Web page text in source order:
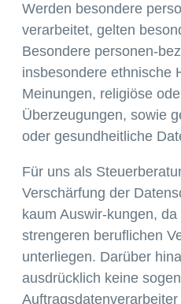
Werden besondere
verarbeitet, gelten
Besondere personen-
insbesondere ethnische
Meinungen, religiöse
Überzeugungen, sowie
oder gesundheitliche
Für uns als
Verschärfung der
kaum Auswir-kungen,
strengeren beruflichen
unterliegen. Darüber
ausdrücklich keine